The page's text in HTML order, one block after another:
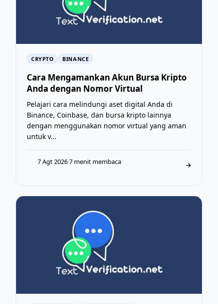
CRYPTO BINANCE
Cara Mengamankan Akun Bursa Kripto
Anda dengan Nomor Virtual
Pelajari cara melindungi aset digital Anda di
Binance, Coinbase, dan bursa kripto lainnya
dengan menggunakan nomor virtual yang aman
untuk v...
7 Agt 2026·7 menit membaca →